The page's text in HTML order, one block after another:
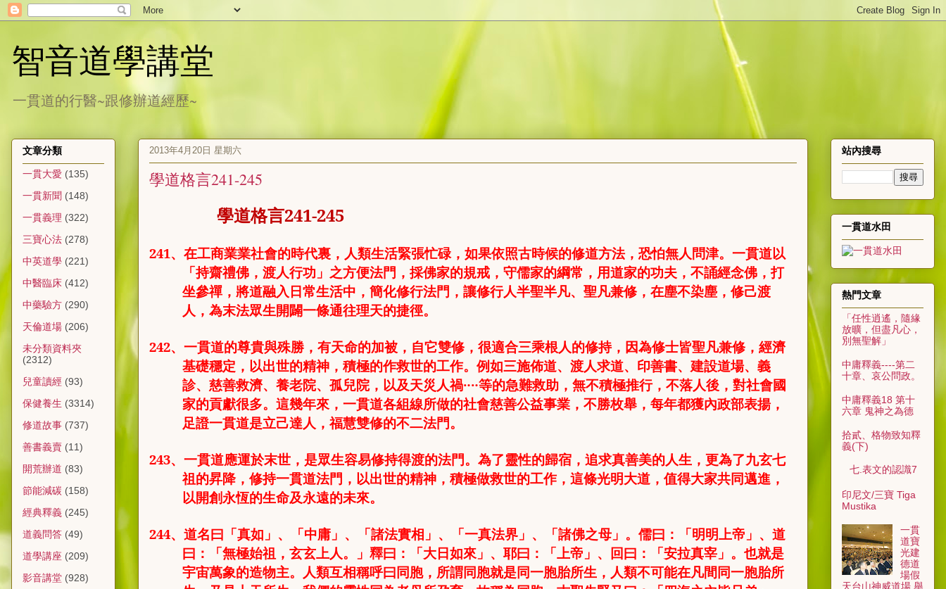
智音道學講堂
一貫道的行醫~跟修辦道經歷~
2013年4月20日 星期六
學道格言241-245
學道格言241-245
241、 在工商業業社會的時代裏，人類生活緊張忙碌，如果依照古時候的修道方法，恐怕無人問津。一貫道以
「持齋禮佛，渡人行功」之方便法門，採佛家的規戒，守儒家的綱常，用道家的功夫，不誦經念佛，打
坐參禪，將道融入日常生活中，簡化修行法門，讓修行人半聖半凡、聖凡兼修，在塵不染塵，修己渡
人，為末法眾生開闢一條通往理天的捷徑。
242、一貫道的尊貴與殊勝，有天命的加被，自它雙修，很適合三乘根人的修持，因為修士皆聖凡兼修，經濟
基礎穩定，以出世的精神，積極的作救世的工作。例如三施佈道、渡人求道、印善書、建設道場、義
診、慈善救濟、養老院、孤兒院，以及天災人禍‥‥等的急難救助，無不積極推行，不落人後，對社會國
家的貢獻很多。這幾年來，一貫道各組線所做的社會慈善公益事業，不勝枚舉，每年都獲內政部表揚，
足證一貫道是立己達人，福慧雙修的不二法門。
243、 一貫道應運於末世，是眾生容易修持得渡的法門。為了靈性的歸宿，追求真善美的人生，更為了九玄七
祖的昇降，修持一貫道法門，以出世的精神，積極做救世的工作，這條光明大道，值得大家共同邁進，
以開創永恆的生命及永遠的未來。
244、 道名曰「真如」、「中庸」、「諸法實相」、「一真法界」、「諸佛之母」。儒曰：「明明上帝」、道
曰：「無極始祖，玄玄上人。」釋曰：「大日如來」、耶曰：「上帝」、回曰：「安拉真宰」。也就是
宇宙萬象的造物主。人類互相稱呼曰同胞，所謂同胞就是同一胞胎所生，人類不可能在凡間同一胞胎所
文章分類
一貫大愛 (135)
一貫新聞 (148)
一貫義理 (322)
三寶心法 (278)
中英道學 (221)
中醫臨床 (412)
中藥驗方 (290)
天倫道場 (206)
未分類資料夾
(2312)
兒童讀經 (93)
保健養生 (3314)
修道故事 (737)
善書義賣 (11)
開荒辦道 (83)
節能減碳 (158)
經典釋義 (245)
道義問答 (49)
道學講座 (209)
影音講堂 (928)
站內搜尋
一貫道水田
熱門文章
「任性逍遙，隨緣
放曠，但盡凡心，
別無聖解」
中庸釋義----第二
十章、哀公問政。
中庸釋義18 第十
六章 鬼神之為德
拾貳、格物致知釋
義(下)
七.表文的認識7
印尼文/三寶 Tiga
Mustika
一貫
道寶
光建
德道
場假
天台山神威道場 舉